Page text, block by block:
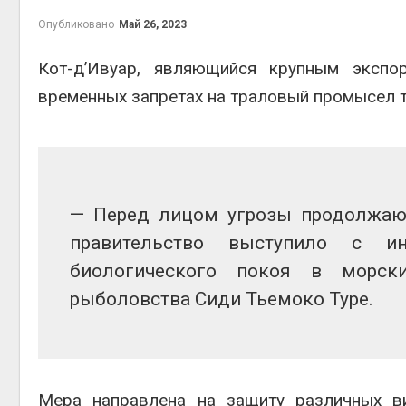
Опубликовано Май 26, 2023
Кот-д’Ивуар, являющийся крупным
временных запретах на траловый промысел
— Перед лицом угрозы
правительство выступило с
биологического покоя в
рыболовства Сиди Тьемоко Туре.
Мера направлена на защиту различных
Авг 6,